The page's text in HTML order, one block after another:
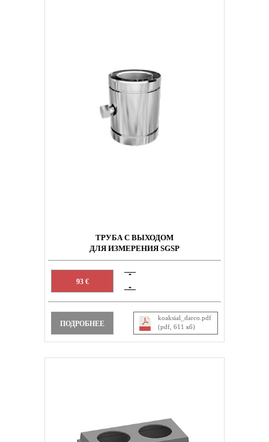
ТРУБА С ВЫХОДОМ
ДЛЯ ИЗМЕРЕНИЯ SGSP
93 €
ПОДРОБНЕЕ
koaksial_darco.pdf
(pdf, 611 кб)